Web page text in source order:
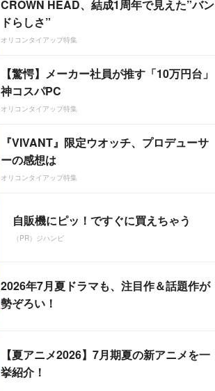
CROWN HEAD、結成1周年で見えた”バン
ドらしさ”
オリコンタイアップ特集
【驚愕】メーカー社員が推す「10万円台」
神コスパPC
オリコンタイアップ特集
『VIVANT』限定ウオッチ、プロデューサ
ーの感想は
オリコンタイアップ特集
自販機にピッ！ですぐに買えちゃう
（PR）ジハンピ
2026年7月夏ドラマも、注目作＆話題作が
勢ぞろい！
【夏アニメ2026】7月期夏の新アニメを一
挙紹介！